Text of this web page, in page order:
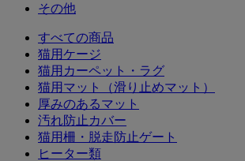
その他
すべての商品
猫用ケージ
猫用カーペット・ラグ
猫用マット（滑り止めマット）
厚みのあるマット
汚れ防止カバー
猫用柵・脱走防止ゲート
ヒーター類